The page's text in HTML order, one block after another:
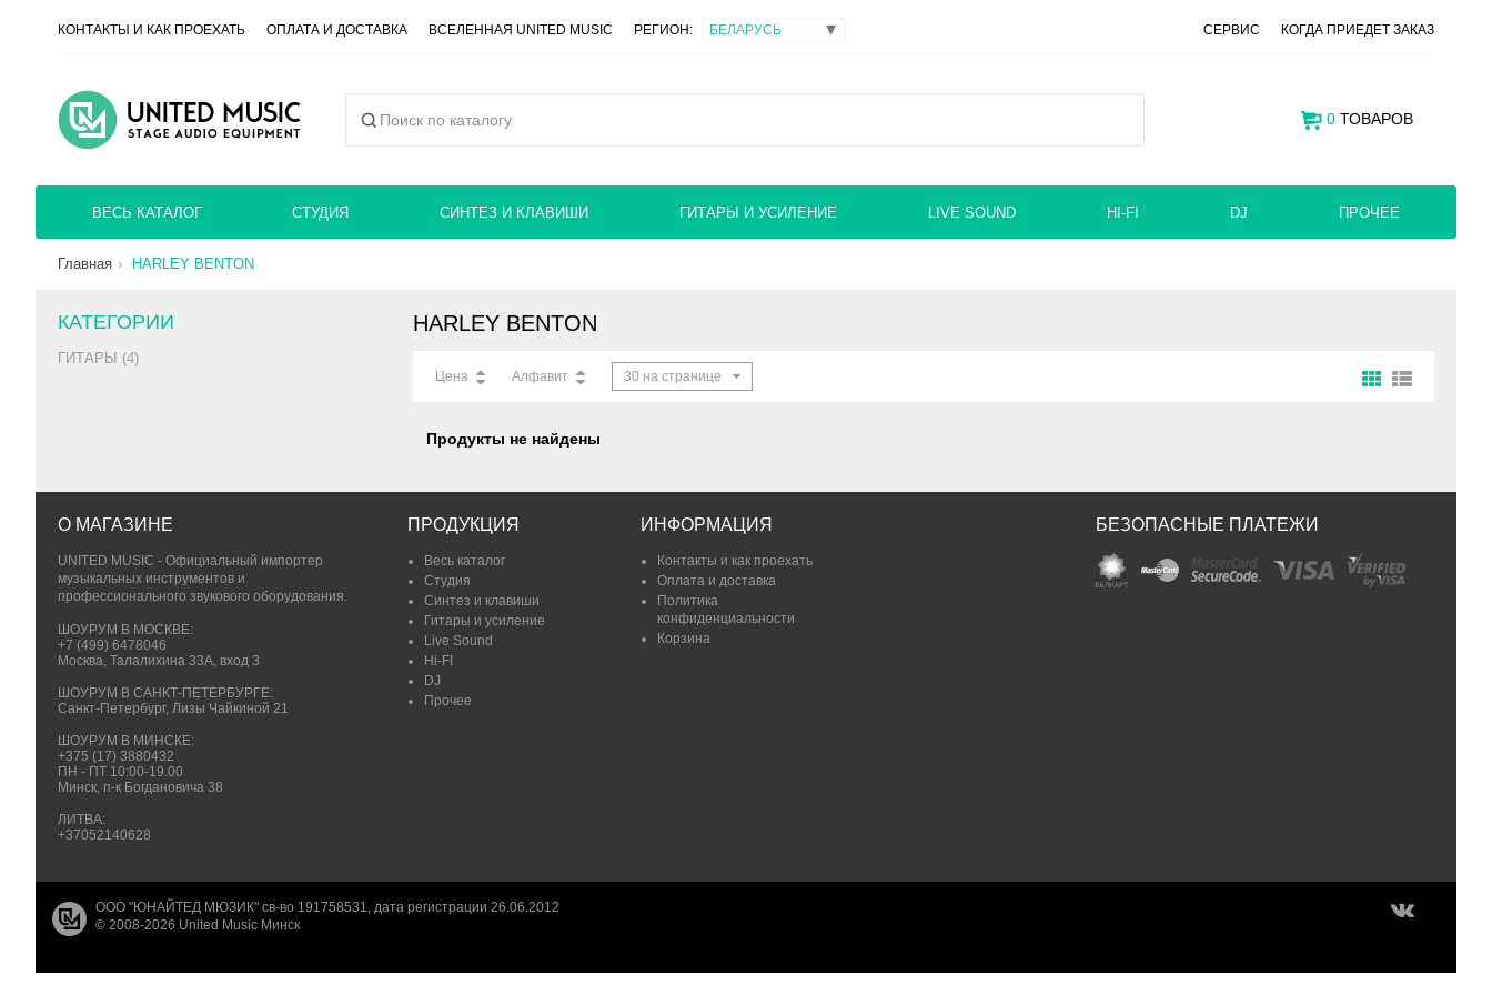
КОНТАКТЫ И КАК ПРОЕХАТЬ ОПЛАТА И ДОСТАВКА ВСЕЛЕННАЯ UNITED MUSIC РЕГИОН: СЕРВИС КОГДА ПРИЕДЕТ ЗАКАЗ
0 ТОВАРОВ
ВЕСЬ КАТАЛОГ СТУДИЯ СИНТЕЗ И КЛАВИШИ ГИТАРЫ И УСИЛЕНИЕ LIVE SOUND HI-FI DJ ПРОЧЕЕ
Главная HARLEY BENTON
КАТЕГОРИИ
ГИТАРЫ (4)
HARLEY BENTON
Цена Алфавит 30 на странице
Продукты не найдены
О МАГАЗИНЕ
UNITED MUSIC - Официальный импортер
музыкальных инструментов и
профессионального звукового оборудования.
ШОУРУМ В МОСКВЕ:
+7 (499) 6478046
Москва, Талалихина 33А, вход 3
ШОУРУМ В САНКТ-ПЕТЕРБУРГЕ:
Санкт-Петербург, Лизы Чайкиной 21
ШОУРУМ В МИНСКЕ:
+375 (17) 3880432
ПН - ПТ 10:00-19.00
Минск, п-к Богдановича 38
ЛИТВА:
+37052140628
ПРОДУКЦИЯ
Весь каталог
Студия
Синтез и клавиши
Гитары и усиление
Live Sound
Hi-FI
DJ
Прочее
ИНФОРМАЦИЯ
Контакты и как проехать
Оплата и доставка
Политика
конфиденциальности
Корзина
БЕЗОПАСНЫЕ ПЛАТЕЖИ
ООО "ЮНАЙТЕД МЮЗИК" св-во 191758531, дата регистрации 26.06.2012
© 2008-2026 United Music Минск